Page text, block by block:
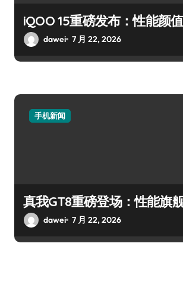
iQOO 15重磅发布：性能颜
dawei 7 月 22, 2026
手机新闻
真我GT8重磅登场：性能旗
dawei 7 月 22, 2026